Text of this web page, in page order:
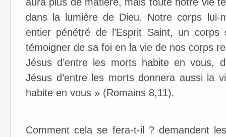
dans la lumière de Dieu. Notre corps
entier pénétré de l’Esprit Saint, un corps
témoigner de sa foi en la vie de nos corps
Jésus d’entre les morts habite en vous,
Jésus d’entre les morts donnera aussi la
habite en vous » (Romains 8,11).
Comment cela se fera-t-il ? demandent